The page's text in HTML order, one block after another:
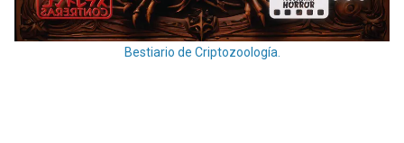
Bestiario de Criptozoología.